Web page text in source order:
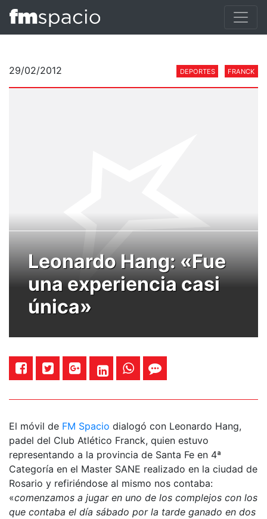
29/02/2012 DEPORTES FRANCK
Leonardo Hang: «Fue
una experiencia casi
única»
El móvil de FM Spacio dialogó con Leonardo Hang,
padel del Club Atlético Franck, quien estuvo
representando a la provincia de Santa Fe en 4ª
Categoría en el Master SANE realizado en la ciudad de
Rosario y refiriéndose al mismo nos contaba:
«comenzamos a jugar en uno de los complejos con los
que contaba el día sábado por la tarde ganado en dos